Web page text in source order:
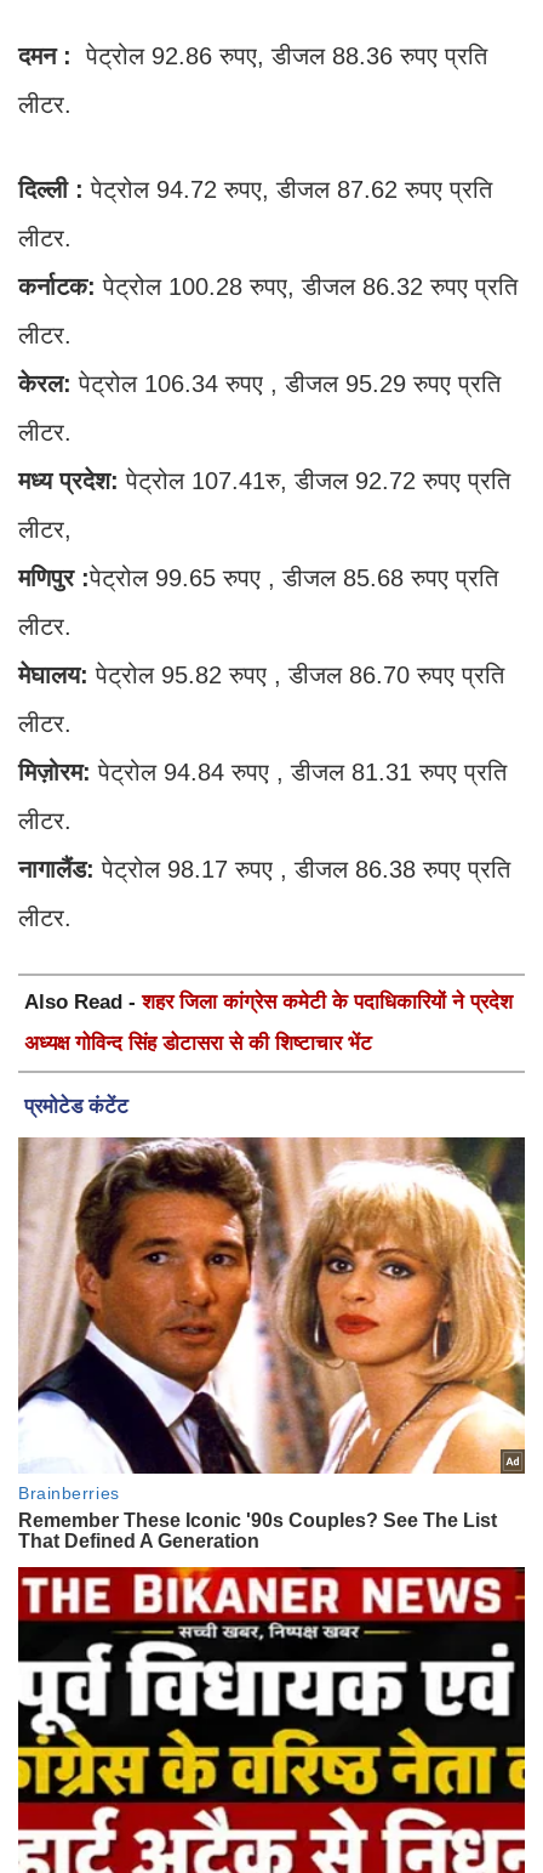
दमन : पेट्रोल 92.86 रुपए, डीजल 88.36 रुपए प्रति
लीटर.
दिल्ली :पेट्रोल 94.72 रुपए, डीजल 87.62 रुपए प्रति
लीटर.
कर्नाटक: पेट्रोल 100.28 रुपए, डीजल 86.32 रुपए प्रति
लीटर.
केरल:पेट्रोल 106.34 रुपए , डीजल 95.29 रुपए प्रति
लीटर.
मध्य प्रदेश:पेट्रोल 107.41रु, डीजल 92.72 रुपए प्रति
लीटर,
मणिपुर :पेट्रोल 99.65 रुपए , डीजल 85.68 रुपए प्रति
लीटर.
मेघालय: पेट्रोल 95.82 रुपए , डीजल 86.70 रुपए प्रति
लीटर.
मिज़ोरम:पेट्रोल 94.84 रुपए , डीजल 81.31 रुपए प्रति
लीटर.
नागालैंड: पेट्रोल 98.17 रुपए , डीजल 86.38 रुपए प्रति
लीटर.
Also Read -शहर जिला कांग्रेस कमेटी के पदाधिकारियों ने प्रदेश
अध्यक्ष गोविन्द सिंह डोटासरा से की शिष्टाचार भेंट